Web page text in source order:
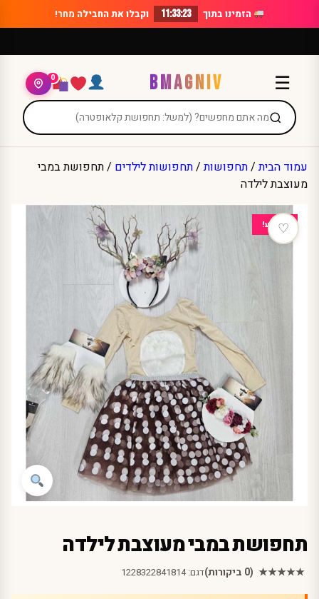
to
הזמינו בתוך 11:33:23 וקבלו את החבילה מחר!
☰
BMAGNIV
0
עמוד הבית/תחפושות/תחפושות לילדים / תחפושת במבי
מעוצבת לילדה
מבצע!
תחפושת במבי מעוצבת לילדה
♡
★★★★★ (0 ביקורות) דגם:1228322841814